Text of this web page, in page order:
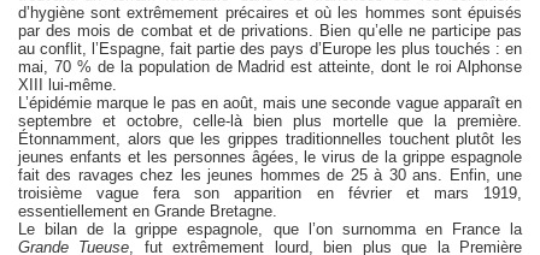
d’hygiène sont extrêmement précaires et où les hommes sont épuisés
par des mois de combat et de privations. Bien qu’elle ne participe pas
au conflit, l’Espagne, fait partie des pays d’Europe les plus touchés : en
mai, 70 % de la population de Madrid est atteinte, dont le roi Alphonse
XIII lui-même.
L’épidémie marque le pas en août, mais une seconde vague apparaît en
septembre et octobre, celle-là bien plus mortelle que la première.
Étonnamment, alors que les grippes traditionnelles touchent plutôt les
jeunes enfants et les personnes âgées, le virus de la grippe espagnole
fait des ravages chez les jeunes hommes de 25 à 30 ans. Enfin, une
troisième vague fera son apparition en février et mars 1919,
essentiellement en Grande Bretagne.
Le bilan de la grippe espagnole, que l’on surnomma en France la
Grande Tueuse, fut extrêmement lourd, bien plus que la Première